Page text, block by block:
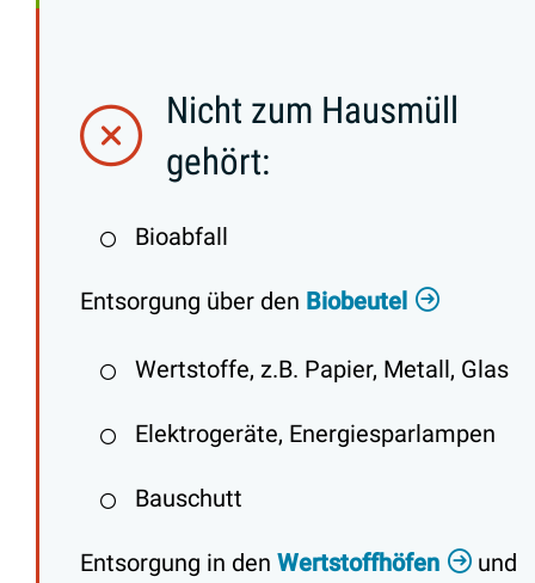
Nicht zum Hausmüll
gehört:
Bioabfall
Entsorgung über den Biobeutel
Wertstoffe, z.B. Papier, Metall, Glas
Elektrogeräte, Energiesparlampen
Bauschutt
Entsorgung in den Wertstoffhöfen und